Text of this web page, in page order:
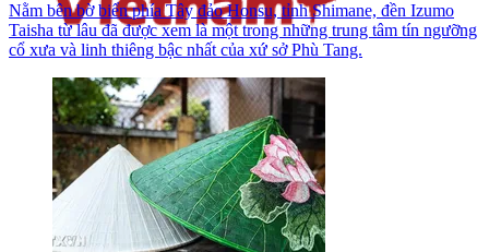
Nằm bên bờ biển phía Tây đảo Honsu, tỉnh Shimane, đền Izumo
Taisha từ lâu đã được xem là một trong những trung tâm tín ngưỡng
cổ xưa và linh thiêng bậc nhất của xứ sở Phù Tang.